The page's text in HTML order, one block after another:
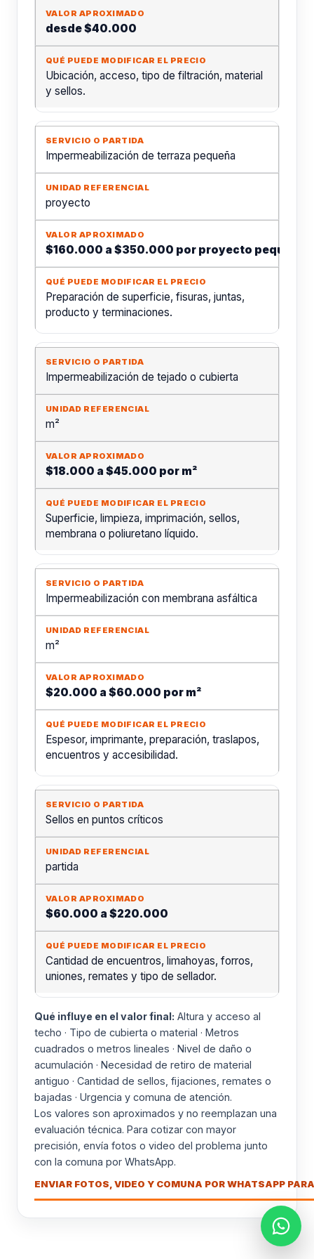
desde $40.000
Ubicación, acceso, tipo de filtración, material
y sellos.
Impermeabilización de terraza pequeña
proyecto
$160.000 a $350.000 por proyecto pequeño
Preparación de superficie, fisuras, juntas,
producto y terminaciones.
Impermeabilización de tejado o cubierta
m²
$18.000 a $45.000 por m²
Superficie, limpieza, imprimación, sellos,
membrana o poliuretano líquido.
Impermeabilización con membrana asfáltica
m²
$20.000 a $60.000 por m²
Espesor, imprimante, preparación, traslapos,
encuentros y accesibilidad.
Sellos en puntos críticos
partida
$60.000 a $220.000
Cantidad de encuentros, limahoyas, forros,
uniones, remates y tipo de sellador.
Qué influye en el valor final: Altura y acceso al
techo · Tipo de cubierta o material · Metros
cuadrados o metros lineales · Nivel de daño o
acumulación · Necesidad de retiro de material
antiguo · Cantidad de sellos, fijaciones, remates o
bajadas · Urgencia y comuna de atención.
Los valores son aproximados y no reemplazan una
evaluación técnica. Para cotizar con mayor
precisión, envía fotos o video del problema junto
con la comuna por WhatsApp.
ENVIAR FOTOS, VIDEO Y COMUNA POR WHATSAPP